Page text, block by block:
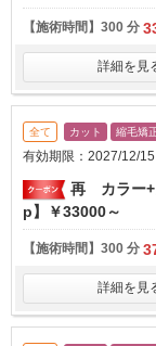
【施術時間】 300 分
詳細を見
全て カット 縮毛矯
有効期限：2027/12/
再 カラー+
p】￥33000～
【施術時間】 300 分
詳細を見